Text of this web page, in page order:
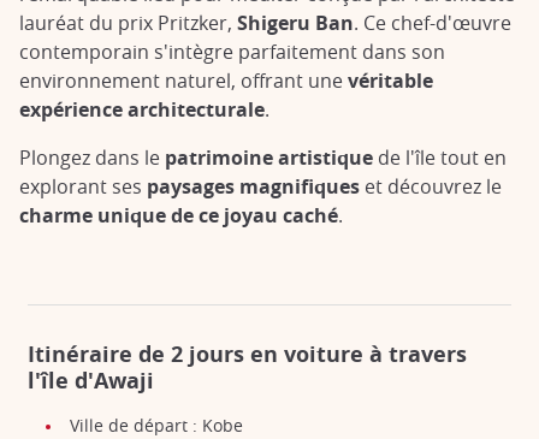
lauréat du prix Pritzker, Shigeru Ban. Ce chef-d'œuvre
contemporain s'intègre parfaitement dans son
environnement naturel, offrant unevéritable
expérience architecturale.
Plongez dans le patrimoine artistique de l'île tout en
explorant ses paysages magnifiques et découvrez le
charme unique de ce joyau caché.
Itinéraire de 2 jours en voiture à travers
l'île d'Awaji
Ville de départ : Kobe